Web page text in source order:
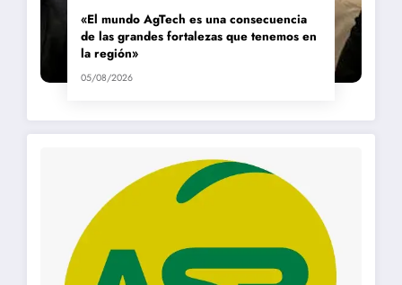
«El mundo AgTech es una consecuencia
de las grandes fortalezas que tenemos en
la región»
05/08/2026